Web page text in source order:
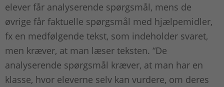
elever får analyserende spørgsmål, mens de
øvrige får faktuelle spørgsmål med hjælpemidler,
fx en medfølgende tekst, som indeholder svaret,
men kræver, at man læser teksten. “De
analyserende spørgsmål kræver, at man har en
klasse, hvor eleverne selv kan vurdere, om deres